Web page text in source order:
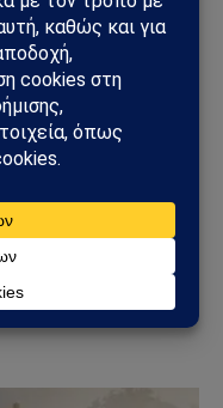
προετοιμάζει
– Στο επίκεντρο